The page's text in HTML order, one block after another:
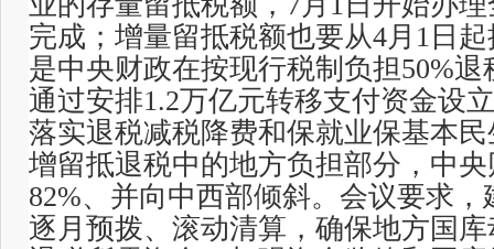
完成；增量留抵税额也要从4月1日
是中央财政在按现行税制负担50%
通过安排1.2万亿元转移支付资金设
落实退税减税降费和保就业保基本
增留抵退税中的地方负担部分，中
82%、并向中西部倾斜。会议要求
逐月预拨、滚动清算，确保地方国